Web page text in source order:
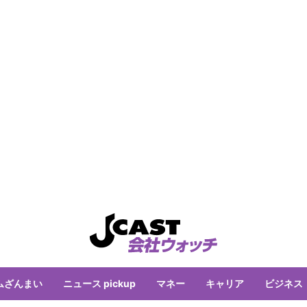
ざんまい ニュース pickup マネー キャリア ビジネス